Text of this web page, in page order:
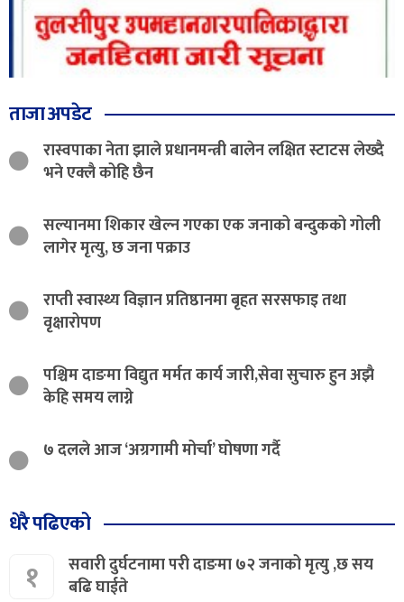
ताजा अपडेट
रास्वपाका नेता झाले प्रधानमन्त्री बालेन लक्षित स्टाटस लेख्दै
भने एक्लै कोहि छैन
सल्यानमा शिकार खेल्न गएका एक जनाको बन्दुकको गोली
लागेर मृत्यु, छ जना पक्राउ
राप्ती स्वास्थ्य विज्ञान प्रतिष्ठानमा बृहत सरसफाइ तथा
वृक्षारोपण
पश्चिम दाङमा विद्युत मर्मत कार्य जारी,सेवा सुचारु हुन अझै
केहि समय लाग्ने
७ दलले आज ‘अग्रगामी मोर्चा’ घोषणा गर्दै
धेरै पढिएको
१
सवारी दुर्घटनामा परी दाङमा ७२ जनाको मृत्यु ,छ सय
बढि घाईते